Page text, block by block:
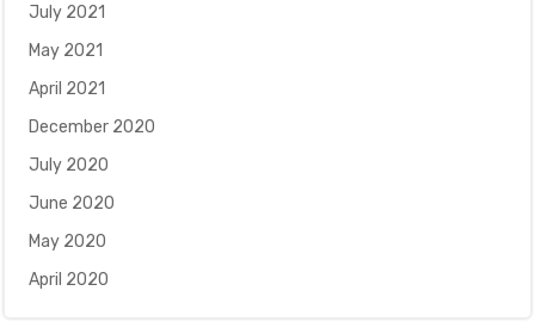
July 2021
May 2021
April 2021
December 2020
July 2020
June 2020
May 2020
April 2020